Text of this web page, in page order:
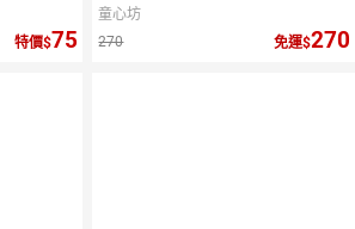
特價 75
童心坊
270
免運 270